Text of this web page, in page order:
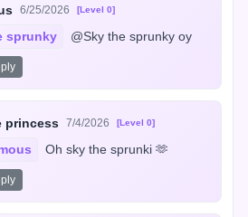
6/25/2026 [Level 0]
sprunky @Sky the sprunky oy
princess 7/4/2026 [Level 0]
Oh sky the sprunki 🫶